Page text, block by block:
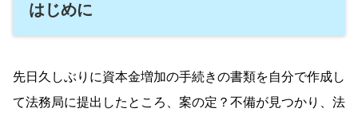
はじめに
先日久しぶりに資本金増加の手続きの書類を自分で作成し
て法務局に提出したところ、案の定？不備が見つかり、法